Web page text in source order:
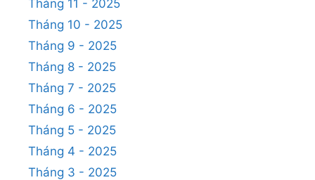
Tháng 11 - 2025
Tháng 10 - 2025
Tháng 9 - 2025
Tháng 8 - 2025
Tháng 7 - 2025
Tháng 6 - 2025
Tháng 5 - 2025
Tháng 4 - 2025
Tháng 3 - 2025